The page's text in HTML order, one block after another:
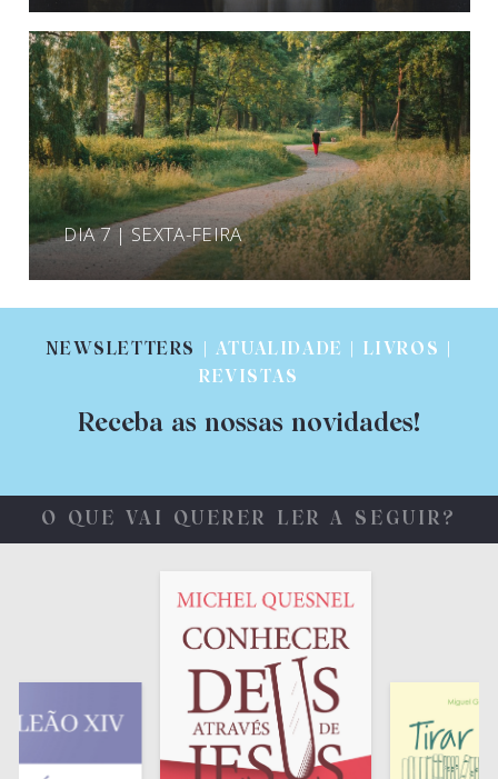
DIA 7 | SEXTA-FEIRA
NEWSLETTERS
| ATUALIDADE | LIVROS |
REVISTAS
Receba as nossas novidades!
O QUE VAI QUERER LER A SEGUIR?